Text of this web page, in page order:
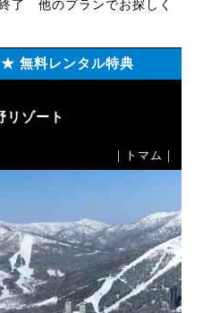
了 他のプランでお探しく
無料レンタル特典
リゾート
｜トマム｜